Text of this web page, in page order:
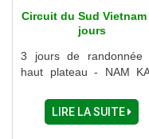
Circuit du Sud Vietnam
jours
3 jours de randonnée
haut plateau - NAM
– BUON JATU - LAC
LAK - CASSADE BUON
LIRE LA SUITE